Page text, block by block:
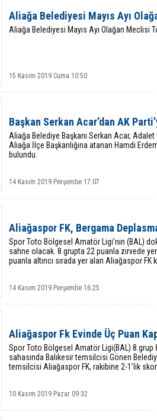
Aliağa Belediyesi Mayıs Ayı
Aliağa Belediyesi Mayıs Ayı Olağan Meclisi
15 Kasım 2019 Cuma 10:50
Başkan Serkan Acar’dan AK
Aliağa Belediye Başkanı Serkan Acar,
Aliağa İlçe Başkanlığına atanan Hamdi
bulundu.
14 Kasım 2019 Perşembe 17:07
Aliağaspor FK, Bergama
Spor Toto Bölgesel Amatör Ligi’nin (BAL)
sahne olacak. 8.grupta 22 puanla zirvede
puanla altıncı sırada yer alan Aliağaspor FK
14 Kasım 2019 Perşembe 16:25
Aliağaspor Fk Evinde Üç Puan
Spor Toto Bölgesel Amatör Ligi(BAL) 8.grup
sahasında Balıkesir temsilcisi Gönen
temsilcisi Aliağaspor FK, rakibine 2-1’lik
10 Kasım 2019 Pazar 09:32